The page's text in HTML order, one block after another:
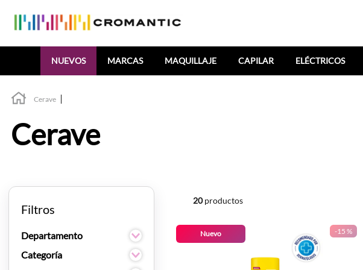
NUEVOS MARCAS MAQUILLAJE CAPILAR ELÉCTRICOS
Cerave
Cerave
Filtros
Departamento
Cuidado de la piel
Categoría
20productos
Nuevo -15 %